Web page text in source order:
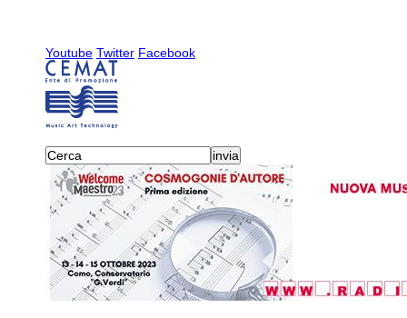
Youtube Twitter Facebook